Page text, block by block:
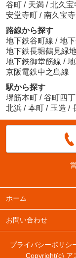
谷町 / 天満 / 北久宝
安堂寺町 / 南久宝
路線から探す
地下鉄谷町線 / 地
地下鉄長堀鶴見緑
地下鉄御堂筋線 /
京阪電鉄中之島線
駅から探す
堺筋本町 / 谷町四丁
北浜 / 本町 / 玉造 /
ホーム
お問い合わせ
プライバシーポリシ
Copyright(c) ア